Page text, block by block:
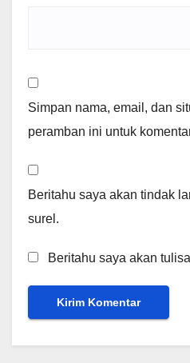
Simpan nama, email, dan
peramban ini untuk
Beritahu saya akan tindak
surel.
Beritahu saya akan